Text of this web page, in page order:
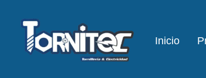
contenido
Inicio